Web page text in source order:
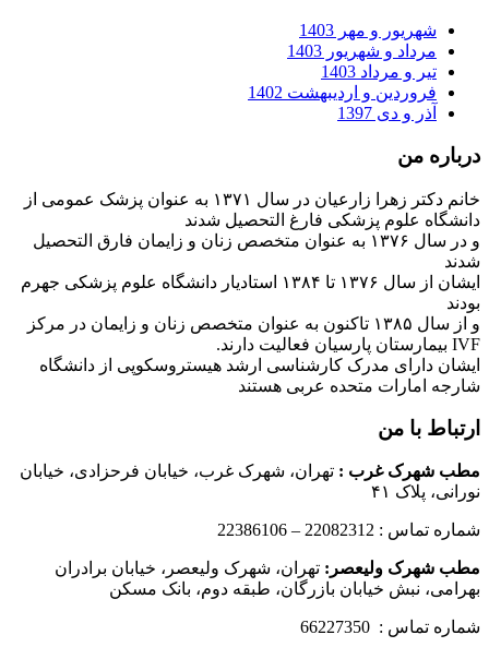
شهریور و مهر 1403
مرداد و شهریور 1403
تیر و مرداد 1403
فروردین و اردیبهشت 1402
آذر و دی 1397
درباره من
خانم دکتر زهرا زارعیان در سال ۱۳۷۱ به عنوان پزشک عمومی از
دانشگاه علوم پزشکی فارغ التحصیل شدند
و در سال ۱۳۷۶ به عنوان متخصص زنان و زایمان فارق التحصیل
شدند
ایشان از سال ۱۳۷۶ تا ۱۳۸۴ استادیار دانشگاه علوم پزشکی جهرم
بودند
و از سال ۱۳۸۵ تاکنون به عنوان متخصص زنان و زایمان در مرکز
IVF بیمارستان پارسیان فعالیت دارند.
ایشان دارای مدرک کارشناسی ارشد هیستروسکوپی از دانشگاه
شارجه امارات متحده عربی هستند
ارتباط با من
مطب شهرک غرب : تهران، شهرک غرب، خیابان فرحزادی، خیابان
نورانی، پلاک ۴۱
شماره تماس : 22082312 – 22386106
مطب شهرک ولیعصر: تهران، شهرک ولیعصر، خیابان برادران
بهرامی، نبش خیابان بازرگان، طبقه دوم، بانک مسکن
شماره تماس : 66227350